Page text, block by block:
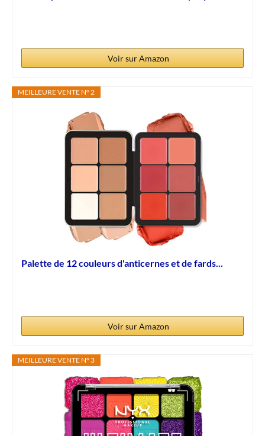
Voir sur Amazon
MEILLEURE VENTE N° 2
Palette de 12 couleurs d'anticernes et de fards...
Voir sur Amazon
MEILLEURE VENTE N° 3